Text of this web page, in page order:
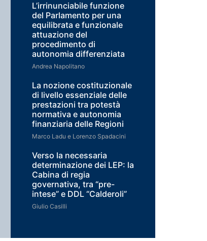
L’irrinunciabile funzione
del Parlamento per una
equilibrata e funzionale
attuazione del
procedimento di
autonomia differenziata
Andrea Napolitano
La nozione costituzionale
di livello essenziale delle
prestazioni tra potestà
normativa e autonomia
finanziaria delle Regioni
Marco Ladu e Lorenzo Spadacini
Verso la necessaria
determinazione dei LEP: la
Cabina di regia
governativa, tra “pre-
intese” e DDL “Calderoli”
Giulio Casilli